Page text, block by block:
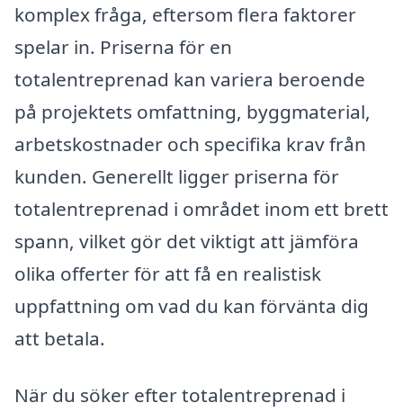
komplex fråga, eftersom flera faktorer
spelar in. Priserna för en
totalentreprenad kan variera beroende
på projektets omfattning, byggmaterial,
arbetskostnader och specifika krav från
kunden. Generellt ligger priserna för
totalentreprenad i området inom ett brett
spann, vilket gör det viktigt att jämföra
olika offerter för att få en realistisk
uppfattning om vad du kan förvänta dig
att betala.
När du söker efter totalentreprenad i